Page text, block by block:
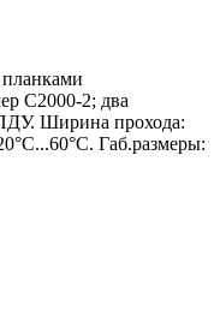
С2000-2; два
Ширина прохода:
Габ.размеры: